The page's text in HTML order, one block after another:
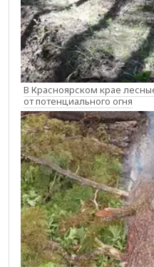
В Красноярском крае
от потенциального огня